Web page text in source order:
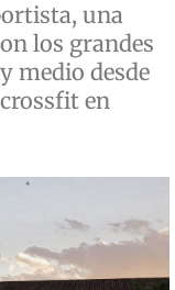
una
los grandes
medio desde
en